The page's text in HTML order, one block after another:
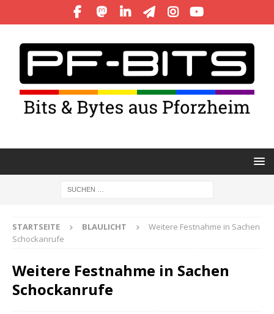
STARTSEITE BLAULICHT
Weitere Festnahme in Sachen
Schockanrufe
Weitere Festnahme in Sachen
Schockanrufe